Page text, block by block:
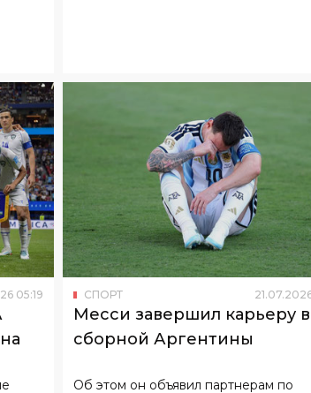
05:19 СПОРТ 21 07. 2026
Месси завершил карьеру в
сборной Аргентины
Об этом он объявил партнерам по
национальной команде сразу после
проигранного финала чемпионата мира